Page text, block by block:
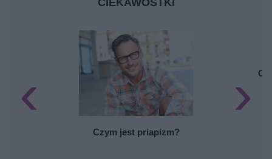
Czym jest priapizm?
‹ ›